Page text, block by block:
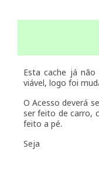
Esta cache já
viável, logo foi
O Acesso deverá
ser feito de carro,
feito a pé.
Seja